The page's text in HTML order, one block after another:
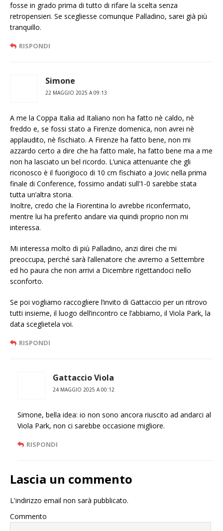
fosse in grado prima di tutto di rifare la scelta senza
retropensieri. Se scegliesse comunque Palladino, sarei già più
tranquillo.
RISPONDI
Simone
22 MAGGIO 2025 A 09:13
A me la Coppa Italia ad Italiano non ha fatto nè caldo, nè
freddo e, se fossi stato a Firenze domenica, non avrei nè
applaudito, nè fischiato. A Firenze ha fatto bene, non mi
azzardo certo a dire che ha fatto male, ha fatto bene ma a me
non ha lasciato un bel ricordo. L’unica attenuante che gli
riconosco è il fuorigioco di 10 cm fischiato a Jovic nella prima
finale di Conference, fossimo andati sull’1-0 sarebbe stata
tutta un’altra storia.
Inoltre, credo che la Fiorentina lo avrebbe riconfermato,
mentre lui ha preferito andare via quindi proprio non mi
interessa.
Mi interessa molto di più Palladino, anzi direi che mi
preoccupa, perché sarà l’allenatore che avremo a Settembre
ed ho paura che non arrivi a Dicembre rigettandoci nello
sconforto.
Se poi vogliamo raccogliere l’invito di Gattaccio per un ritrovo
tutti insieme, il luogo dell’incontro ce l’abbiamo, il Viola Park, la
data sceglietela voi.
RISPONDI
Gattaccio Viola
24 MAGGIO 2025 A 00:12
Simone, bella idea: io non sono ancora riuscito ad andarci al
Viola Park, non ci sarebbe occasione migliore.
RISPONDI
Lascia un commento
L'indirizzo email non sarà pubblicato.
Commento